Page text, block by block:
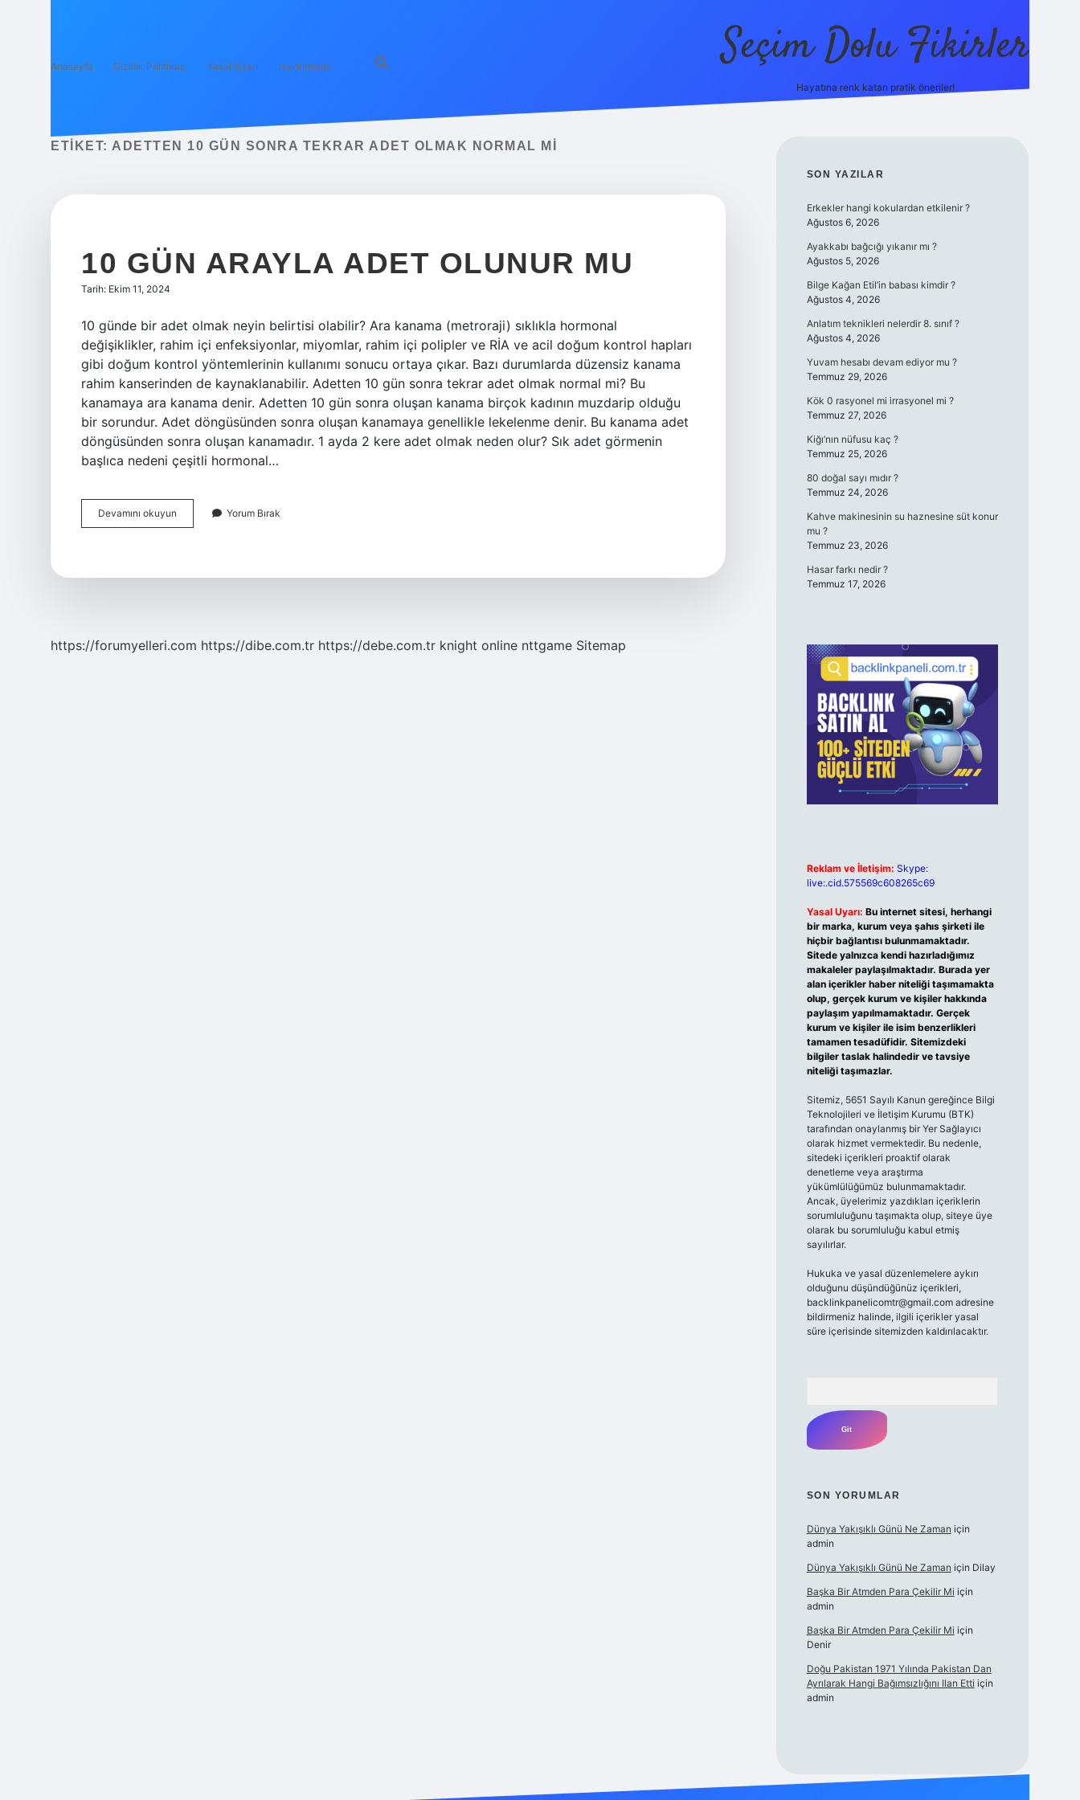
Anasayfa Gizlilik Politikası Yasal Uyarı Hakkımızda Seçim Dolu Fikirler
Hayatına renk katan pratik öneriler!
ETIKET: ADETTEN 10 GÜN SONRA TEKRAR ADET OLMAK NORMAL MI
10 GÜN ARAYLA ADET OLUNUR MU
Tarih: Ekim 11, 2024
10 günde bir adet olmak neyin belirtisi olabilir? Ara kanama (metroraji) sıklıkla hormonal
değişiklikler, rahim içi enfeksiyonlar, miyomlar, rahim içi polipler ve RİA ve acil doğum kontrol hapları
gibi doğum kontrol yöntemlerinin kullanımı sonucu ortaya çıkar. Bazı durumlarda düzensiz kanama
rahim kanserinden de kaynaklanabilir. Adetten 10 gün sonra tekrar adet olmak normal mi? Bu
kanamaya ara kanama denir. Adetten 10 gün sonra oluşan kanama birçok kadının muzdarip olduğu
bir sorundur. Adet döngüsünden sonra oluşan kanamaya genellikle lekelenme denir. Bu kanama adet
döngüsünden sonra oluşan kanamadır. 1 ayda 2 kere adet olmak neden olur? Sık adet görmenin
başlıca nedeni çeşitli hormonal…
Devamını okuyun
Gün
Yorum Bırak
https://forumyelleri.com https://dibe.com.tr https://debe.com.tr knight online nttgame Sitemap
SIDEBAR
SON YAZILAR
Erkekler hangi kokulardan etkilenir ?
Ağustos 6, 2026
Ayakkabı bağcığı yıkanır mı ?
Ağustos 5, 2026
Bilge Kağan Etil’in babası kimdir ?
Ağustos 4, 2026
Anlatım teknikleri nelerdir 8. sınıf ?
Ağustos 4, 2026
Yuvam hesabı devam ediyor mu ?
Temmuz 29, 2026
Kök 0 rasyonel mi irrasyonel mi ?
Temmuz 27, 2026
Kiğı’nın nüfusu kaç ?
Temmuz 25, 2026
80 doğal sayı mıdır ?
Temmuz 24, 2026
Kahve makinesinin su haznesine süt konur
mu ?
Temmuz 23, 2026
Hasar farkı nedir ?
Temmuz 17, 2026
Reklam ve İletişim: Skype:
live:.cid.575569c608265c69
Yasal Uyarı: Bu internet sitesi, herhangi
bir marka, kurum veya şahıs şirketi ile
hiçbir bağlantısı bulunmamaktadır.
Sitede yalnızca kendi hazırladığımız
makaleler paylaşılmaktadır. Burada yer
alan içerikler haber niteliği taşımamakta
olup, gerçek kurum ve kişiler hakkında
paylaşım yapılmamaktadır. Gerçek
kurum ve kişiler ile isim benzerlikleri
tamamen tesadüfidir. Sitemizdeki
bilgiler taslak halindedir ve tavsiye
niteliği taşımazlar.
Sitemiz, 5651 Sayılı Kanun gereğince Bilgi
Teknolojileri ve İletişim Kurumu (BTK)
tarafından onaylanmış bir Yer Sağlayıcı
olarak hizmet vermektedir. Bu nedenle,
sitedeki içerikleri proaktif olarak
denetleme veya araştırma
yükümlülüğümüz bulunmamaktadır.
Ancak, üyelerimiz yazdıkları içeriklerin
sorumluluğunu taşımakta olup, siteye üye
olarak bu sorumluluğu kabul etmiş
sayılırlar.
Hukuka ve yasal düzenlemelere aykırı
olduğunu düşündüğünüz içerikleri,
backlinkpanelicomtr@gmail.comadresine
bildirmeniz halinde, ilgili içerikler yasal
süre içerisinde sitemizden kaldırılacaktır.
SON YORUMLAR
Dünya Yakışıklı Günü Ne Zaman için
admin
Dünya Yakışıklı Günü Ne Zaman için Dilay
Başka Bir Atmden Para Çekilir Mi için
admin
Başka Bir Atmden Para Çekilir Mi için
Denir
Doğu Pakistan 1971 Yılında Pakistan Dan
Ayrılarak Hangi Bağımsızlığını Ilan Etti için
admin